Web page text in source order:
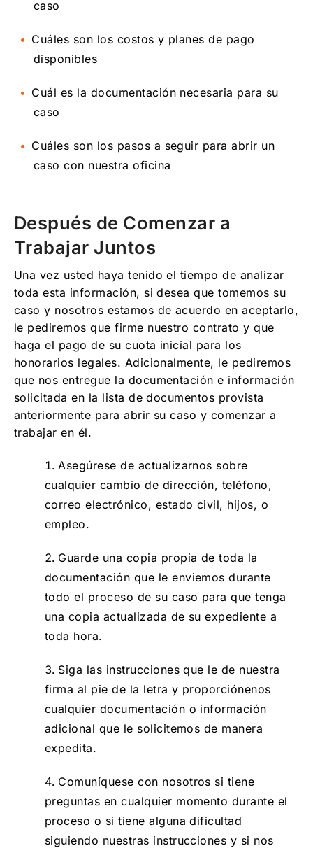
caso
Cuáles son los costos y planes de pago
disponibles
Cuál es la documentación necesaria para su
caso
Cuáles son los pasos a seguir para abrir un
caso con nuestra oficina
Después de Comenzar a
Trabajar Juntos
Una vez usted haya tenido el tiempo de analizar
toda esta información, si desea que tomemos su
caso y nosotros estamos de acuerdo en aceptarlo,
le pediremos que firme nuestro contrato y que
haga el pago de su cuota inicial para los
honorarios legales. Adicionalmente, le pediremos
que nos entregue la documentación e información
solicitada en la lista de documentos provista
anteriormente para abrir su caso y comenzar a
trabajar en él.
Asegúrese de actualizarnos sobre
cualquier cambio de dirección, teléfono,
correo electrónico, estado civil, hijos, o
empleo.
Guarde una copia propia de toda la
documentación que le enviemos durante
todo el proceso de su caso para que tenga
una copia actualizada de su expediente a
toda hora.
Siga las instrucciones que le de nuestra
firma al pie de la letra y proporciónenos
cualquier documentación o información
adicional que le solicitemos de manera
expedita.
Comuníquese con nosotros si tiene
preguntas en cualquier momento durante el
proceso o si tiene alguna dificultad
siguiendo nuestras instrucciones y si nos